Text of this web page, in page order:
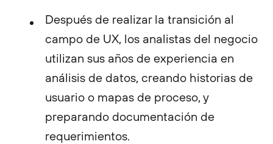
Después de realizar la transición al
campo de UX, los analistas del negocio
utilizan sus años de experiencia en
análisis de datos, creando historias de
usuario o mapas de proceso, y
preparando documentación de
requerimientos.